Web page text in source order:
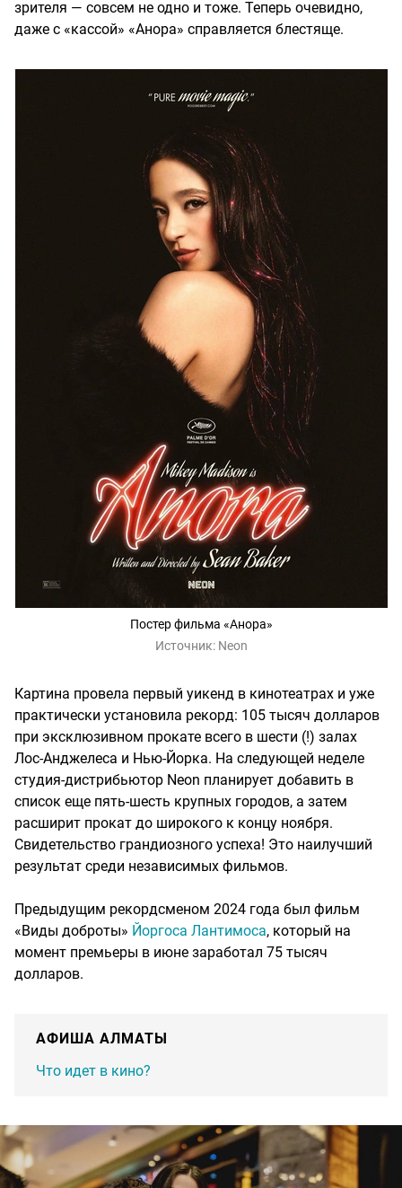
зрителя — совсем не одно и тоже. Теперь очевидно,
даже с «кассой» «Анора» справляется блестяще.
Постер фильма «Анора»
Источник: Neon
Картина провела первый уикенд в кинотеатрах и уже
практически установила рекорд: 105 тысяч долларов
при эксклюзивном прокате всего в шести (!) залах
Лос-Анджелеса и Нью-Йорка. На следующей неделе
студия-дистрибьютор Neon планирует добавить в
список еще пять-шесть крупных городов, а затем
расширит прокат до широкого к концу ноября.
Свидетельство грандиозного успеха! Это наилучший
результат среди независимых фильмов.
Предыдущим рекордсменом 2024 года был фильм
«Виды доброты» Йоргоса Лантимоса, который на
момент премьеры в июне заработал 75 тысяч
долларов.
АФИША АЛМАТЫ
Что идет в кино?